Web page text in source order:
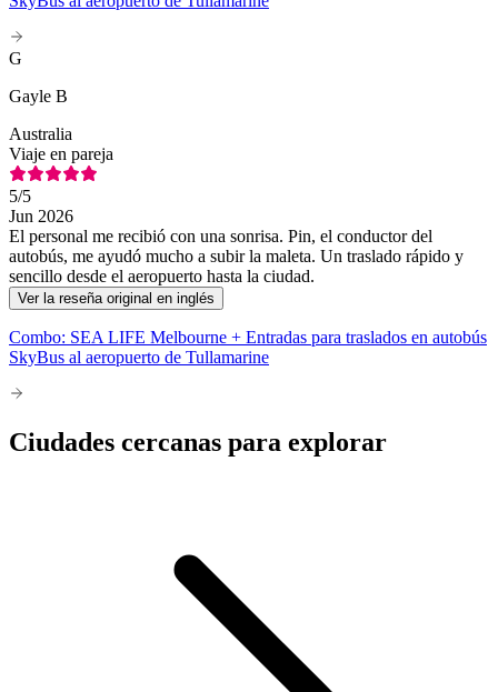
G
Gayle B
Australia
Viaje en pareja
5/5
Jun 2026
El personal me recibió con una sonrisa. Pin, el conductor del
autobús, me ayudó mucho a subir la maleta. Un traslado rápido y
sencillo desde el aeropuerto hasta la ciudad.
Ver la reseña original en inglés
Combo: SEA LIFE Melbourne + Entradas para traslados en autobús
SkyBus al aeropuerto de Tullamarine
Ciudades cercanas para explorar